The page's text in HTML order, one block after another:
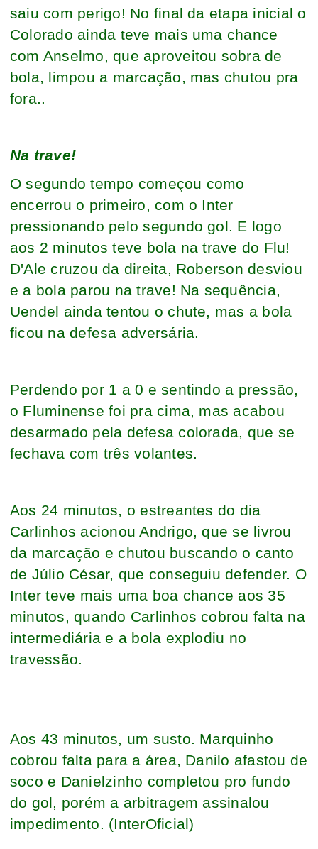
saiu com perigo! No final da etapa inicial o
Colorado ainda teve mais uma chance
com Anselmo, que aproveitou sobra de
bola, limpou a marcação, mas chutou pra
fora..
Na trave!
O segundo tempo começou como
encerrou o primeiro, com o Inter
pressionando pelo segundo gol. E logo
aos 2 minutos teve bola na trave do Flu!
D'Ale cruzou da direita, Roberson desviou
e a bola parou na trave! Na sequência,
Uendel ainda tentou o chute, mas a bola
ficou na defesa adversária.
Perdendo por 1 a 0 e sentindo a pressão,
o Fluminense foi pra cima, mas acabou
desarmado pela defesa colorada, que se
fechava com três volantes.
Aos 24 minutos, o estreantes do dia
Carlinhos acionou Andrigo, que se livrou
da marcação e chutou buscando o canto
de Júlio César, que conseguiu defender. O
Inter teve mais uma boa chance aos 35
minutos, quando Carlinhos cobrou falta na
intermediária e a bola explodiu no
travessão.
Aos 43 minutos, um susto. Marquinho
cobrou falta para a área, Danilo afastou de
soco e Danielzinho completou pro fundo
do gol, porém a arbitragem assinalou
impedimento. (InterOficial)